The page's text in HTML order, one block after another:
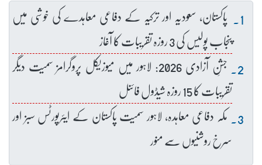
پاکستان، سعودیہ اور ترکیہ کے دفاعی معاہدے کی خوشی میں
پنجاب پولیس کی 3 روزہ تقریبات کا آغاز
جشنِ آزادی 2026: لاہور میں میوزیکل پروگرامز سمیت دیگر
تقریبات کا 15 روزہ شیڈول فائنل
مکہ دفاعی معاہدہ، لاہور سمیت پاکستان کے ایئرپورٹس سبز اور
سرخ روشنیوں سے منور